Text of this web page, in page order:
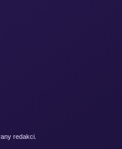
redakci.